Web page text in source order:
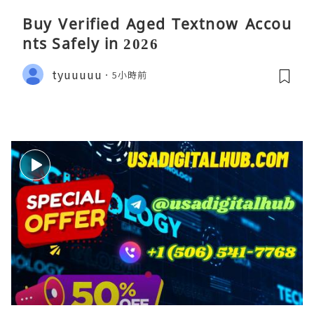
Buy Verified Aged Textnow Accou
nts Safely in 2026
tyuuuuu 5小時前